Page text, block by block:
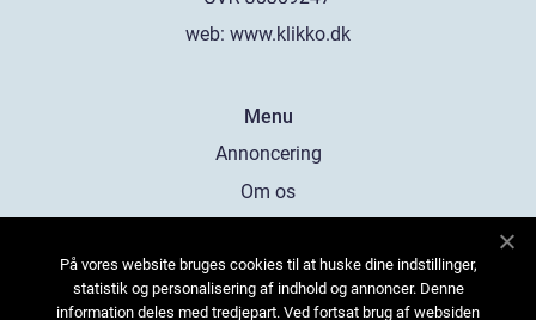
web: www.klikko.dk
Menu
Annoncering
Om os
Kontakt os
Sitemap
På vores website bruges cookies til at huske dine indstillinger,
statistik og personalisering af indhold og annoncer. Denne
information deles med tredjepart. Ved fortsat brug af websiden